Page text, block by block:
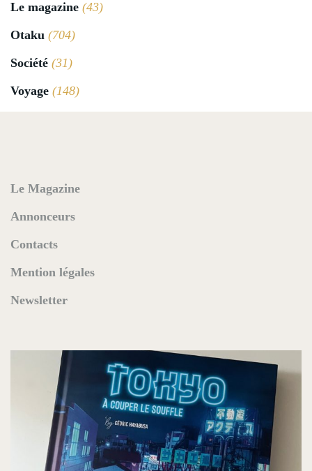
Le magazine (43)
Otaku (704)
Société (31)
Voyage (148)
Le Magazine
Annonceurs
Contacts
Mention légales
Newsletter